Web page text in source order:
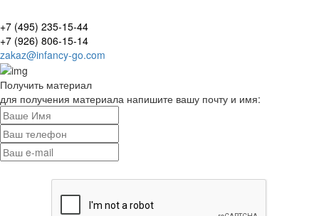
+7 (495) 235-15-44
+7 (926) 806-15-14
zakaz@infancy-go.com
Получить материал
для получения материала напишите вашу почту и имя: